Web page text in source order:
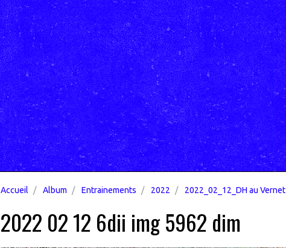
Accueil Album Entrainements 2022 2022_02_12_DH au Vernet
2022 02 12 6dii img 5962 dim